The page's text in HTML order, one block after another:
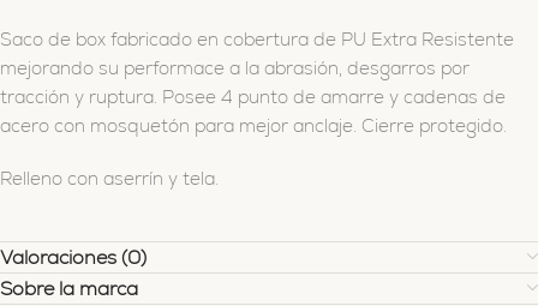
Saco de box fabricado en cobertura de PU Extra Resistente
mejorando su performace a la abrasión, desgarros por
tracción y ruptura. Posee 4 punto de amarre y cadenas de
acero con mosquetón para mejor anclaje. Cierre protegido.
Relleno con aserrín y tela.
Valoraciones (0)
Sobre la marca